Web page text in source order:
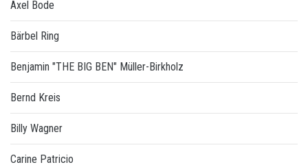
Axel Bode
Bärbel Ring
Benjamin "THE BIG BEN" Müller-Birkholz
Bernd Kreis
Billy Wagner
Carine Patricio